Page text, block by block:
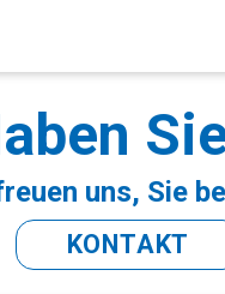
uns, Sie
KONTAKT